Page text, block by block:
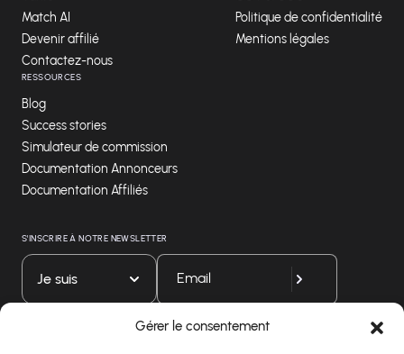
Gérer le consentement
Match AI
Devenir affilié
Contactez-nous
Politique de confidentialité
Mentions légales
RESSOURCES
Blog
Success stories
Simulateur de commission
Documentation Annonceurs
Documentation Affiliés
S'INSCRIRE À NOTRE NEWSLETTER
Je suis
Téléchargez notre application